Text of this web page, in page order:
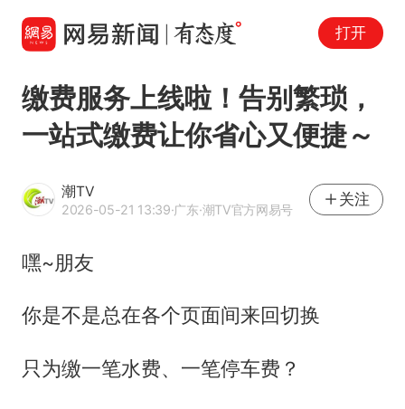
打开
缴费服务上线啦！告别繁琐，
一站式缴费让你省心又便捷～
潮TV
2026-05-21 13:39·广东·潮TV官方网易号
关注
嘿~朋友
你是不是总在各个页面间来回切换
只为缴一笔水费、一笔停车费？